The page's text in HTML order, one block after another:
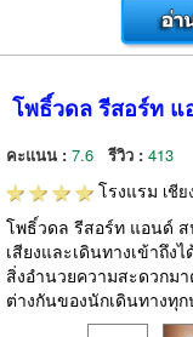
โพธิ์วดล รีสอร์ท แ
คะแนน : 7.6 รีวิว : 413
โรงแรม เชี
โพธิ์วดล รีสอร์ท แอนด์ ส
เสียงและเดินทางเข้าถึง
สิ่งอำนวยความสะดวกม
ต่างกันของนักเดินทางทุก